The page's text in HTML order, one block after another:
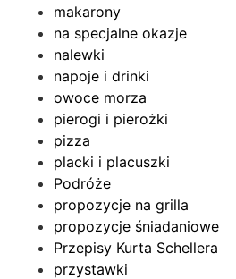
makarony
na specjalne okazje
nalewki
napoje i drinki
owoce morza
pierogi i pierożki
pizza
placki i placuszki
Podróże
propozycje na grilla
propozycje śniadaniowe
Przepisy Kurta Schellera
przystawki